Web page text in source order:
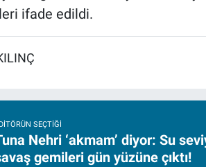
ifade edildi.
SEÇTIĞI
Nehri ‘akmam’ diyor: Su
gemileri gün yüzüne çıktı!